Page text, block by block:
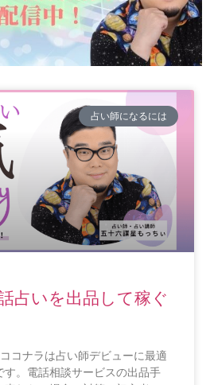
占い師になるには
占いを出品して稼ぐ
コナラは占い師デビューに最適
す。電話相談サービスの出品手